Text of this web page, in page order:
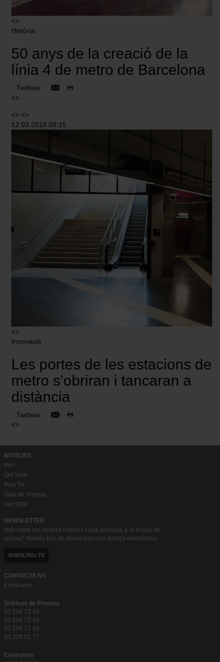
En cualquier momento de la navegación en esta web,
podrás modificar tu selección de cookies seleccionando
la opción “Gestor de cookies”, que encontrarás en el
menú de la parte inferior de la web.
<>
Història
50 anys de la creació de la
línia 4 de metro de Barcelona
Twittear
<>
<> <>
12.03.2018 09:15
<>
Innovació
Les portes de les estacions de
metro s'obriran i tancaran a
distància
Twittear
<>
NOTÍCIES
Inici
Qui Som
Mou TV
Sala de Premsa
GenTMB
NEWSLETTER
Vols rebre les nostres notícies cada setmana a la bústia de
correu? Només has de donar-nos una adreça electrònica.
SUBSCRIU-TE
CONTACTA'NS
Escriu-nos
Telèfons de Premsa
93 298 72 44
93 298 75 43
93 298 71 68
93 328 61 77
Centraleta